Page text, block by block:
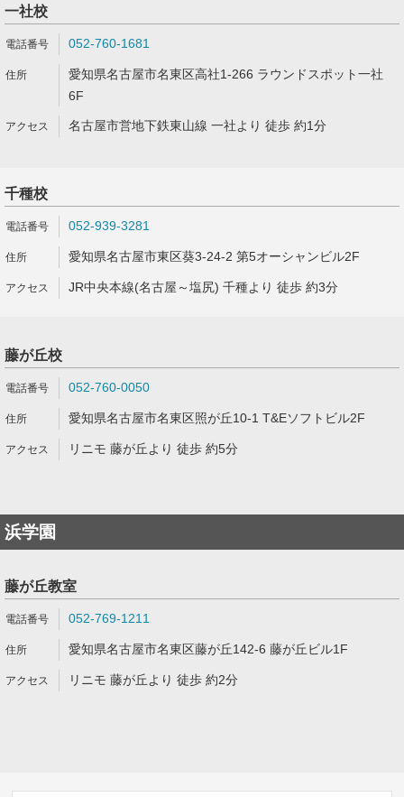
一社校
052-760-1681
愛知県名古屋市名東区高社1-266 ラウンドスポット一社
6F
名古屋市営地下鉄東山線 一社より 徒歩 約1分
千種校
052-939-3281
愛知県名古屋市東区葵3-24-2 第5オーシャンビル2F
JR中央本線(名古屋～塩尻) 千種より 徒歩 約3分
藤が丘校
052-760-0050
愛知県名古屋市名東区照が丘10-1 T&Eソフトビル2F
リニモ 藤が丘より 徒歩 約5分
浜学園
藤が丘教室
052-769-1211
愛知県名古屋市名東区藤が丘142-6 藤が丘ビル1F
リニモ 藤が丘より 徒歩 約2分